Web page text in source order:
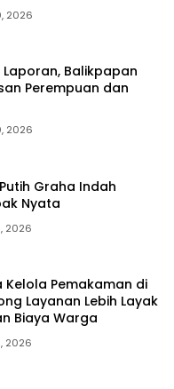
2026
Laporan, Balikpapan
Perempuan dan
2026
Graha Indah
Nyata
2026
Kelola Pemakaman di
Layanan Lebih Layak
Biaya Warga
2026